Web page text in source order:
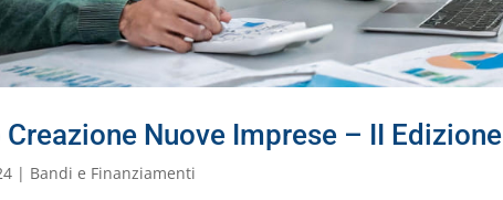
Creazione Nuove Imprese – II Edizione
| Bandi e Finanziamenti